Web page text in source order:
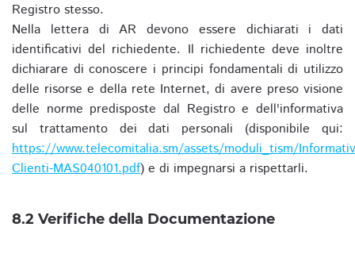
Registro stesso.
Nella lettera di AR devono essere dichiarati i dati
identificativi del richiedente. Il richiedente deve inoltre
dichiarare di conoscere i principi fondamentali di utilizzo
delle risorse e della rete Internet, di avere preso visione
delle norme predisposte dal Registro e dell'informativa
sul trattamento dei dati personali (disponibile qui:
https://www.telecomitalia.sm/assets/moduli_tism/
Clienti-MAS040101.pdf) e di impegnarsi a rispettarli.
8.2 Verifiche della Documentazione